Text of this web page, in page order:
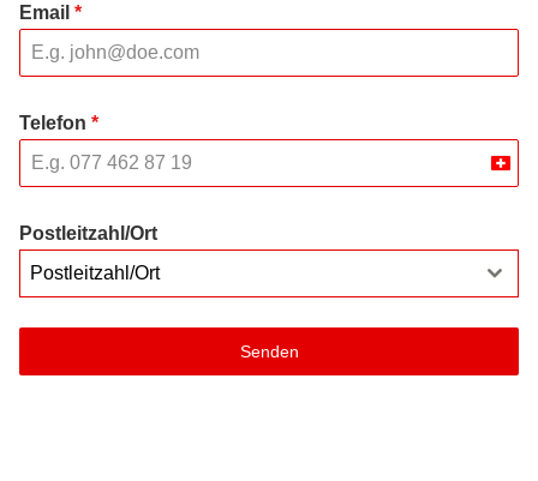
Email *
Telefon *
Postleitzahl/Ort
Postleitzahl/Ort
Senden